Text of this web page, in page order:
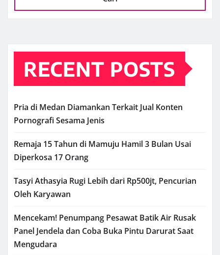
RECENT POSTS
Pria di Medan Diamankan Terkait Jual Konten
Pornografi Sesama Jenis
Remaja 15 Tahun di Mamuju Hamil 3 Bulan Usai
Diperkosa 17 Orang
Tasyi Athasyia Rugi Lebih dari Rp500jt, Pencurian
Oleh Karyawan
Mencekam! Penumpang Pesawat Batik Air Rusak
Panel Jendela dan Coba Buka Pintu Darurat Saat
Mengudara